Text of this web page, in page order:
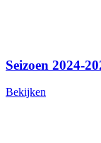
Seizoen 2024-
Bekijken